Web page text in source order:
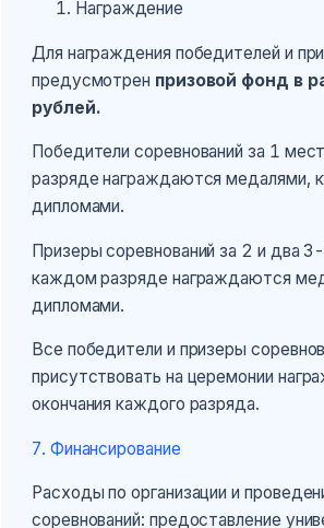
Награждение
Для награждения победителей и
предусмотрен призовой фонд в
рублей.
Победители соревнований за 1
разряде награждаются медалями,
дипломами.
Призеры соревнований за 2 и два
каждом разряде награждаются
дипломами.
Все победители и призеры
присутствовать на церемонии
окончания каждого разряда.
7. Финансирование
Расходы по организации и
соревнований: предоставление